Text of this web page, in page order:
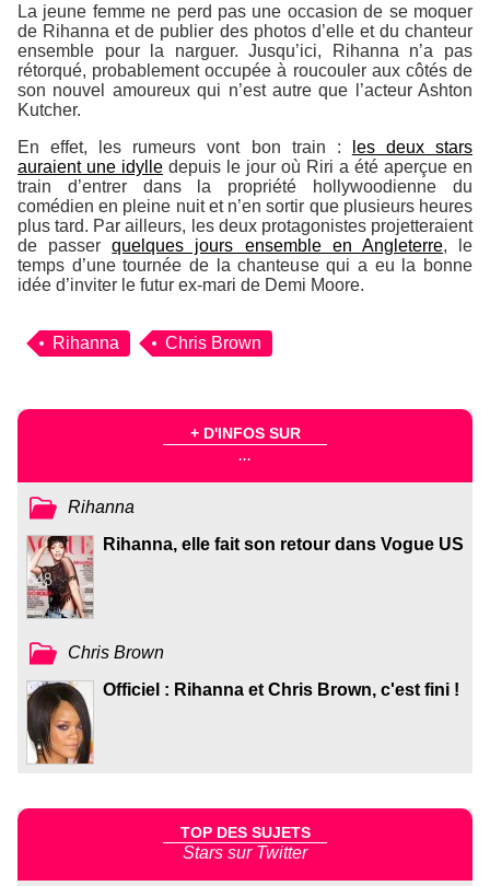
La jeune femme ne perd pas une occasion de se moquer
de Rihanna et de publier des photos d’elle et du chanteur
ensemble pour la narguer. Jusqu’ici, Rihanna n’a pas
rétorqué, probablement occupée à roucouler aux côtés de
son nouvel amoureux qui n’est autre que l’acteur Ashton
Kutcher.
En effet, les rumeurs vont bon train :
les deux stars
auraient une idylle depuis le jour où Riri a été aperçue en
train d’entrer dans la propriété hollywoodienne du
comédien en pleine nuit et n’en sortir que plusieurs heures
plus tard. Par ailleurs, les deux protagonistes projetteraient
de passerquelques jours ensemble en Angleterre, le
temps d’une tournée de la chanteuse qui a eu la bonne
idée d’inviter le futur ex-mari de Demi Moore.
Rihanna Chris Brown
+ D'INFOS SUR
...
Rihanna
Rihanna, elle fait son retour dans Vogue US
Chris Brown
Officiel : Rihanna et Chris Brown, c'est fini !
TOP DES SUJETS
Stars sur Twitter